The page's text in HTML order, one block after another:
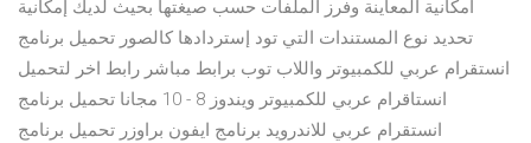
امكانية المعاينة وفرز الملفات حسب صيغتها بحيث لديك إمكانية
تحديد نوع المستندات التي تود إستردادها كالصور تحميل برنامج
انستقرام عربي للكمبيوتر واللاب توب برابط مباشر رابط اخر لتحميل
انستاقرام عربي للكمبيوتر ويندوز 8 - 10 مجانا تحميل برنامج
انستقرام عربي للاندرويد برنامج ايفون براوزر تحميل برنامج